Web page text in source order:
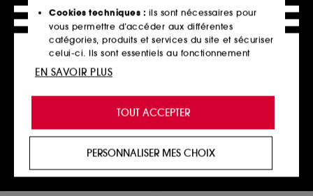
20
TARTE
Maneater Satin Blush Cheek
Blush
32,00€
2 teintes disponibles
Cookies techniques : ils sont nécessaires pour
vous permettre d’accéder aux différentes
catégories, produits et services du site et sécuriser
celui-ci. Ils sont essentiels au fonctionnement
technique du site et ne peuvent être désactivés.
de vous offrir une expérience enrichie et
personnalisée en vous recommandant des
produits, des services et des contenus qui
proposer des offres promotionnelles adaptées à
votre profil.
TOUT ACCEPTER
PERSONNALISER MES CHOIX
EN SAVOIR PLUS